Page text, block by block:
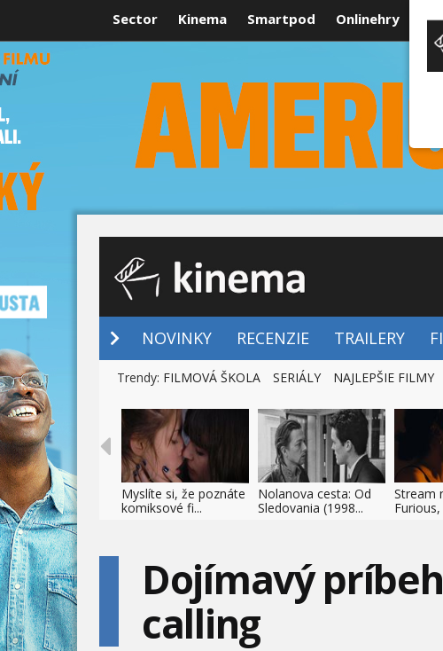
Sector Kinema Smartpod Onlinehry
NOVINKY RECENZIE TRAILERY
Trendy: FILMOVÁ ŠKOLA SERIÁLY NAJLEPŠIE FILMY
Myslíte si, že poznáte
komiksové fi...
Nolanova cesta: Od
Sledovania (1998...
Stream
Dojímavý
calling